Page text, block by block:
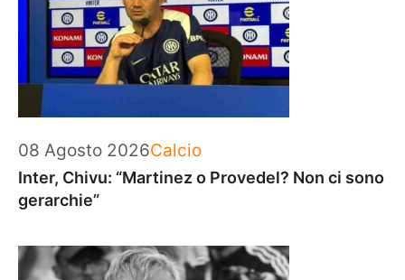
08 Agosto 2026Categorie
Calcio
Inter, Chivu: “Martinez o Provedel? Non ci sono
gerarchie”